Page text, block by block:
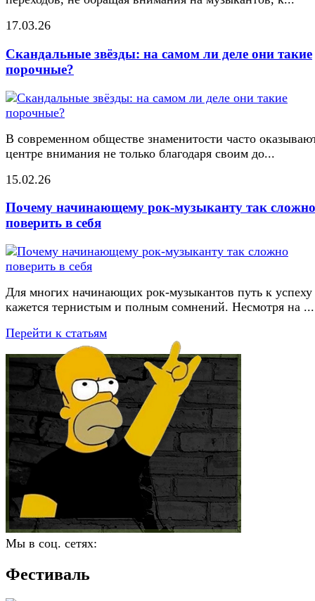
17.03.26
Скандальные звёзды: на самом ли деле они такие
порочные?
В современном обществе знаменитости часто
центре внимания не только благодаря своим до...
15.02.26
Почему начинающему рок-музыканту так сложно
поверить в себя
Для многих начинающих рок-музыкантов путь к успеху
кажется тернистым и полным сомнений. Несмотря на ...
Перейти к статьям
Мы в соц. сетях:
Фестиваль